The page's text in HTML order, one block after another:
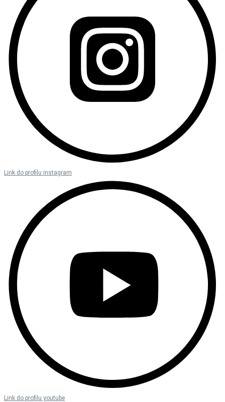
Link do profilu instagram
Link do profilu youtube